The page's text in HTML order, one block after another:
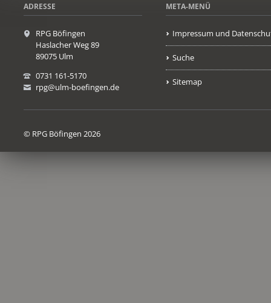
ADRESSE
RPG Böfingen
Haslacher Weg 89
89075 Ulm
0731 161-5170
rpg@ulm-boefingen.de
META-MENÜ
Impressum und
Suche
Sitemap
© RPG Böfingen 2026